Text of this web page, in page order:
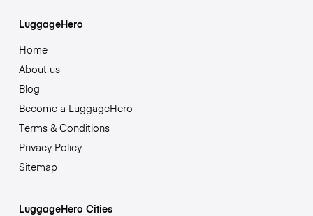
LuggageHero
Home
About us
Blog
Become a LuggageHero
Terms & Conditions
Privacy Policy
Sitemap
LuggageHero Cities